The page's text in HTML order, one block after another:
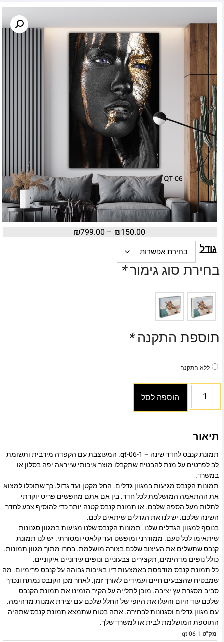
₪150.00
–
₪799.00
גודל
בחירת סוג גימור*
תוספת התקנה*
ללא התקנה
הוספה לסל
תיאור
תמונת קנבס לחדר שינה – qt-06-1. המעוצבת עם הקפדה מירבית ותשומת
לב לפרטים על מנת להבטיח שתקבלו מוצר איכותי שייראה יפה בסלון או
במשרד.
תמונות הקנבס מגיעות במגוון גדלים. החל מקטן ועד גדול. כך שתוכלו למצוא
את ההתאמה המושלמת לכל חדר. בין אם אתם מחפשים פריט יוקרתי
לתלות מעל הספה שלכם. או תמונת קנבס קטנה יותר כדי להוסיף צבע לחדר
השינה שלכם. יש לנו את הגדלים שיתאים לכם.
בנוסף למגוון הגדלים שלנו. תמונות הקנבס שלנו מגיעות במגוון סגנונות
שיתאימו לכל טעם. ממודרני ומופשט ועד קלאסי ומסורתי. יש לנו תמונת
קנבס שתשלים את העיצוב שלכם בצורה מושלמת. בחרו מתוך מגוון תמונות.
כולל נופים מדהימים, תקצירים צבעוניים ונופים עירוניים איקוניים.
כל תמונת קנבס מודפסת באמצעות דיו באיכות גבוהה על קנבס פרימיום. מה
שמבטיח שהצבעים חיים ועמידים לאורך זמן. לאחר מכן הקנבס נמתח ונכרך
סביב מסגרת עץ יציבה. מוכן לתלייה על הקיר.הזמינו את תמונת הקנבס
שלכם עוד היום והעלו את היופי של החלל שלכם עם יצירת אמנות מדהימה.
עם מגוון גדלים וסגנונות לבחירה. אתה בטוח שתמצא תמונת קנבס שתהיה
התוספת המושלמת לבית או למשרד שלך.
מק"ט qt-06-1